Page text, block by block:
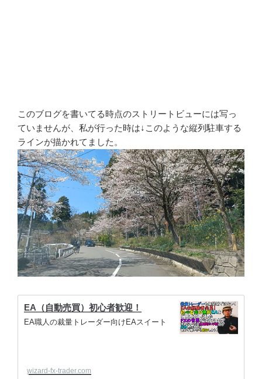
このブログを書いてる時点のストリートビューには写っ
ていませんが、私が行った時は↓このような縦列駐車する
ラインが描かれてました。
EA（自動売買）初心者歓迎！
EA職人の裁量トレーダー向けEAスイート
wizard-fx-trader.com